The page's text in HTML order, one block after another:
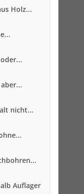
Holz...
nicht...
Auflager